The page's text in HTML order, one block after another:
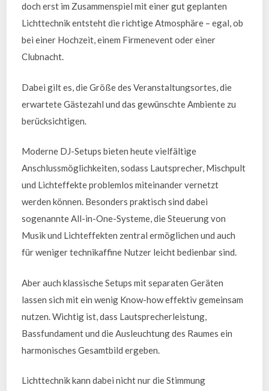
doch erst im Zusammenspiel mit einer gut geplanten
Lichttechnik entsteht die richtige Atmosphäre – egal, ob
bei einer Hochzeit, einem Firmenevent oder einer
Clubnacht.
Dabei gilt es, die Größe des Veranstaltungsortes, die
erwartete Gästezahl und das gewünschte Ambiente zu
berücksichtigen.
Moderne DJ-Setups bieten heute vielfältige
Anschlussmöglichkeiten, sodass Lautsprecher, Mischpult
und Lichteffekte problemlos miteinander vernetzt
werden können. Besonders praktisch sind dabei
sogenannte All-in-One-Systeme, die Steuerung von
Musik und Lichteffekten zentral ermöglichen und auch
für weniger technikaffine Nutzer leicht bedienbar sind.
Aber auch klassische Setups mit separaten Geräten
lassen sich mit ein wenig Know-how effektiv gemeinsam
nutzen. Wichtig ist, dass Lautsprecherleistung,
Bassfundament und die Ausleuchtung des Raumes ein
harmonisches Gesamtbild ergeben.
Lichttechnik kann dabei nicht nur die Stimmung